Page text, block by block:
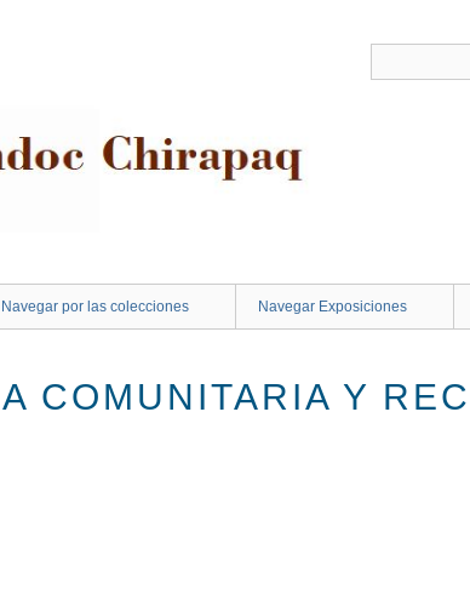
Navegar por las colecciones Navegar Exposiciones
COMUNITARIA Y